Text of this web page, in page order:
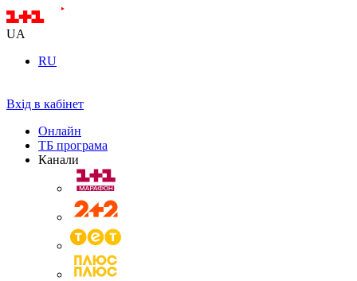
UA
RU
Вхід в кабінет
Онлайн
ТБ програма
Канали